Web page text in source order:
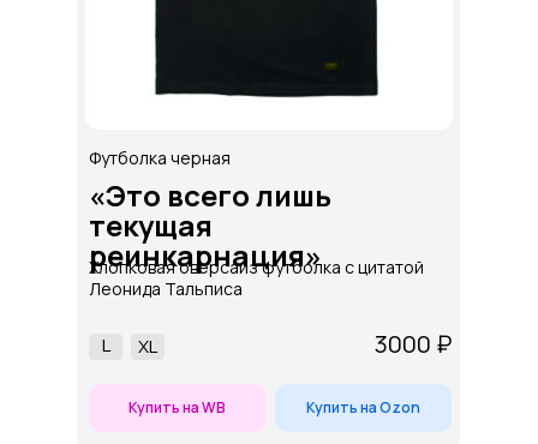
«Это всего лишь
текущая
реинкарнация»
3000 ₽
ХL
L
Футболка черная
Хлопковая оверсайз футболка с цитатой
Леонида Тальписа
Купить на WB Купить на Ozon